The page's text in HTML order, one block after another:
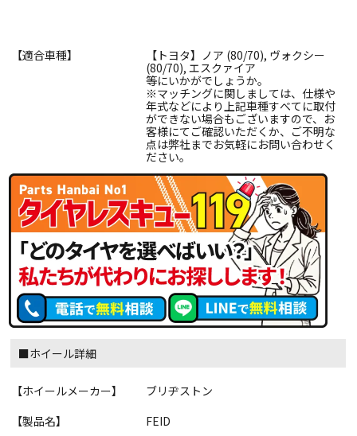
【適合車種】
【トヨタ】ノア (80/70), ヴォクシー
(80/70), エスクァイア
等にいかがでしょうか。
※マッチングに関しましては、仕様や
年式などにより上記車種すべてに取付
ができない場合もございますので、お
客様にてご確認いただくか、ご不明な
点は弊社までお気軽にお問い合わせく
ださい。
■ホイール詳細
【ホイールメーカー】
ブリヂストン
【製品名】
FEID